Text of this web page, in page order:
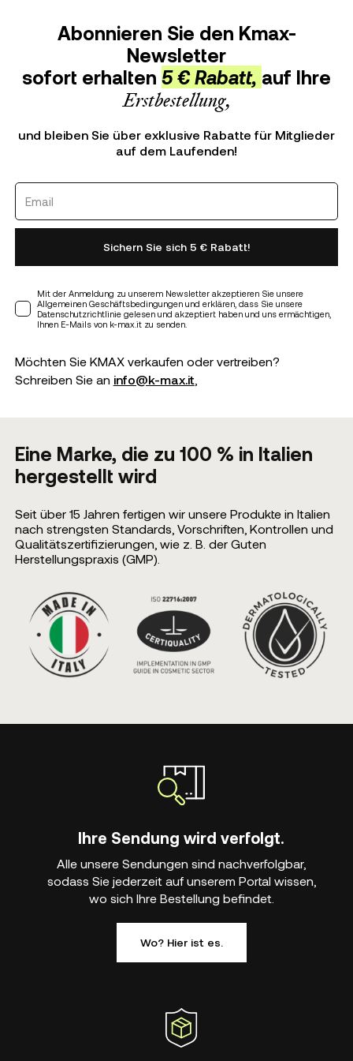
Abonnieren Sie den Kmax-
Newsletter
sofort erhalten 5 € Rabatt, auf Ihre
Erstbestellung,
und bleiben Sie über exklusive Rabatte für Mitglieder
auf dem Laufenden!
Sichern Sie sich 5 € Rabatt!
Mit der Anmeldung zu unserem Newsletter akzeptieren Sie unsere
Allgemeinen Geschäftsbedingungen und erklären, dass Sie unsere
Datenschutzrichtlinie gelesen und akzeptiert haben und uns ermächtigen,
Ihnen E-Mails von k-max.it zu senden.
Möchten Sie KMAX verkaufen oder vertreiben?
Schreiben Sie an info@k-max.it
Eine Marke, die zu 100 % in Italien
hergestellt wird
Seit über 15 Jahren fertigen wir unsere Produkte in Italien
nach strengsten Standards, Vorschriften, Kontrollen und
Qualitätszertifizierungen, wie z. B. der Guten
Herstellungspraxis (GMP).
Ihre Sendung wird verfolgt.
Alle unsere Sendungen sind nachverfolgbar,
sodass Sie jederzeit auf unserem Portal wissen,
wo sich Ihre Bestellung befindet.
Wo? Hier ist es.